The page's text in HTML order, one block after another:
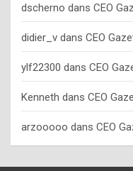
dscherno dans CEO
didier_v dans CEO
ylf22300 dans CEO
Kenneth dans CEO
arzooooo dans CEO